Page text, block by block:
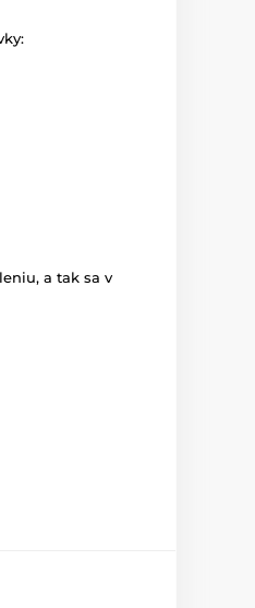
a tak sa v